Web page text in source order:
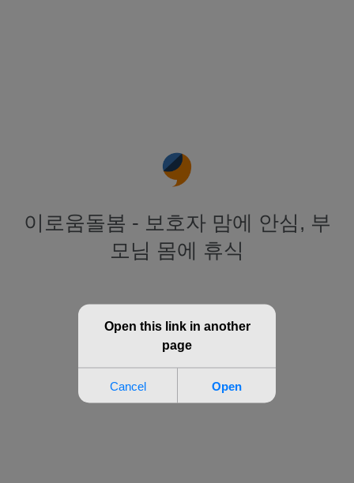
이로움돌봄 - 보호자 맘에 안심, 부
모님 몸에 휴식